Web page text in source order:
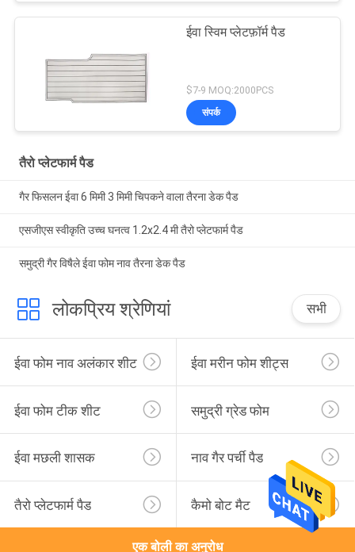
ईवा स्विम प्लेटफ़ॉर्म पैड
$7-9 MOQ:2000PCS
संपर्क
तैरो प्लेटफार्म पैड
गैर फिसलन ईवा 6 मिमी 3 मिमी चिपकने वाला तैरना डेक पैड
एसजीएस स्वीकृति उच्च घनत्व 1.2x2.4 मी तैरो प्लेटफार्म पैड
समुद्री गैर विषैले ईवा फोम नाव तैरना डेक पैड
लोकप्रिय श्रेणियां सभी
ईवा फोम नाव अलंकार शीट ईवा मरीन फोम शीट्स
ईवा फोम टीक शीट समुद्री ग्रेड फोम
ईवा मछली शासक नाव गैर पर्ची पैड
तैरो प्लेटफार्म पैड कैमो बोट मैट
एक बोली का अनुरोध